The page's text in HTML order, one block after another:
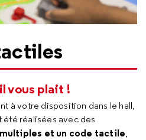
vous plait !
à votre disposition dans le hall,
été réalisées avec des
et un code tactile,